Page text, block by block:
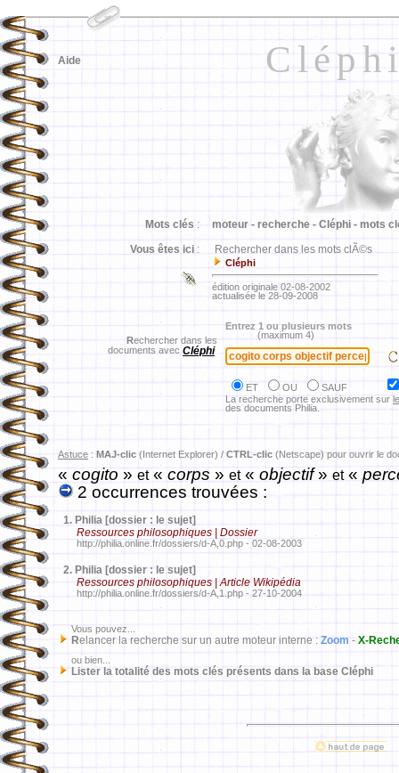
Aide
Mots clés : moteur - recherche - Cléphi - mots
Vous êtes ici : Rechercher dans les mots clÃ©s
Cléphi
édition originale 02-08-2002
actualisée le 28-09-2008
Rechercher dans les
documents avec Cléphi
Entrez 1 ou plusieurs mots
(maximum 4)
ET OU
SAUF
La recherche porte exclusivement sur
des documents Philia.
Astuce : MAJ-clic (Internet Explorer) / CTRL-clic (Netscape) pour ouvrir le
«cogito » et« corps » et« objectif» et«
2 occurrences trouvées :
1. Philia [dossier : le sujet]
Ressources philosophiques | Dossier
http://philia.online.fr/dossiers/d-A,0.php - 02-08-2003
2. Philia [dossier : le sujet]
Ressources philosophiques | Article Wikipédia
http://philia.online.fr/dossiers/d-A,1.php - 27-10-2004
Vous pouvez...
Relancer la recherche sur un autre moteur interne : Zoom - X-
ou bien...
Lister la totalité des mots clés présents dans la base Cléphi